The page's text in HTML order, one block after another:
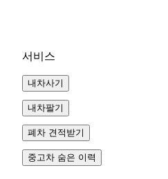
서비스
내차사기
내차팔기
폐차 견적받기
중고차 숨은 이력